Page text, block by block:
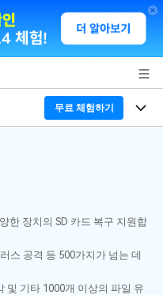
무료 체험하기
버전
체험
한 장치의 SD 카드 복구 지원합
스 공격 등 500가지가 넘는 데
및 기타 1000개 이상의 파일 유